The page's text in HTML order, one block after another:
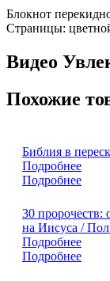
Блокнот
Страницы:
Видео
Похожие
Библия в
Подробнее
Подробнее
30 пророчеств:
на Иисуса /
Подробнее
Подробнее